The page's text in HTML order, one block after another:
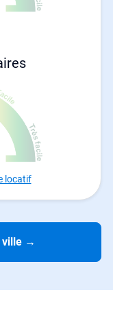
locatif
ville →